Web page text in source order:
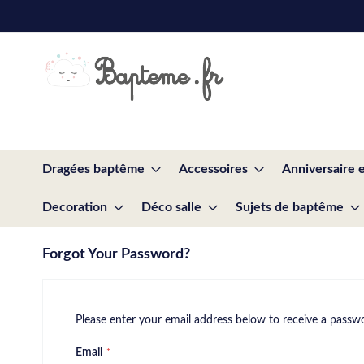
to
Dragées baptême Accessoires Anniversaire
Decoration Déco salle Sujets de baptême
Forgot Your Password?
Please enter your email address below to receive a
Email